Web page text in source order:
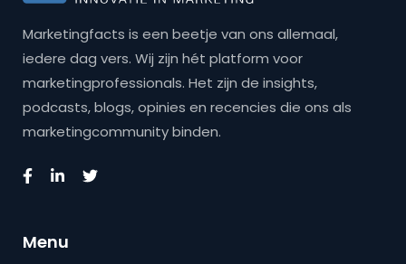
Marketingfacts is een beetje van ons allemaal,
iedere dag vers. Wij zijn hét platform voor
marketingprofessionals. Het zijn de insights,
podcasts, blogs, opinies en recencies die ons als
marketingcommunity binden.
Menu